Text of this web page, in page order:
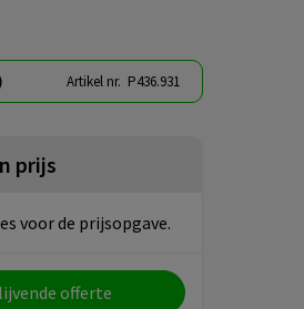
Artikel nr. P436.931
prijs
voor de prijsopgave.
offerte